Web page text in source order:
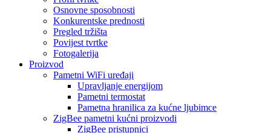
Osnovne sposobnosti
Konkurentske prednosti
Pregled tržišta
Povijest tvrtke
Fotogalerija
Proizvod
Pametni WiFi uređaji
Upravljanje energijom
Pametni termostat
Pametna hranilica za kućne ljubimce
ZigBee pametni kućni proizvodi
ZigBee pristupnici